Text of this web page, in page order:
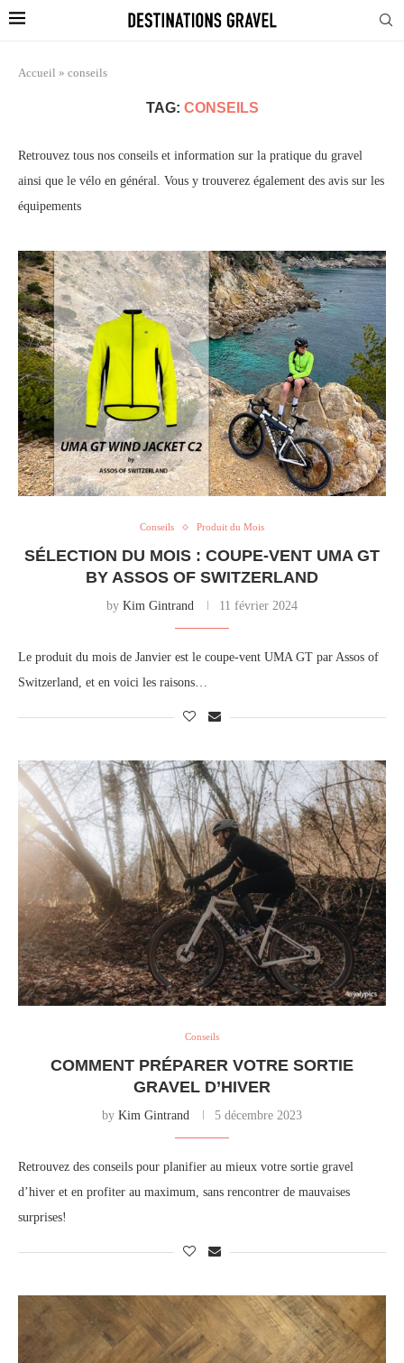
Accueil » conseils
TAG: CONSEILS
Retrouvez tous nos conseils et information sur la pratique du gravel
ainsi que le vélo en général. Vous y trouverez également des avis sur les
équipements
Conseils Produit du Mois
SÉLECTION DU MOIS : COUPE-VENT UMA GT
BY ASSOS OF SWITZERLAND
by Kim Gintrand 11 février 2024
Le produit du mois de Janvier est le coupe-vent UMA GT par Assos of
Switzerland, et en voici les raisons…
Conseils
COMMENT PRÉPARER VOTRE SORTIE
GRAVEL D’HIVER
by Kim Gintrand 5 décembre 2023
Retrouvez des conseils pour planifier au mieux votre sortie gravel
d’hiver et en profiter au maximum, sans rencontrer de mauvaises
surprises!